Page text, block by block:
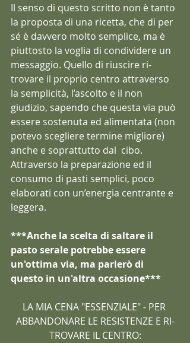
Il senso di questo scritto non è tanto
la proposta di una ricetta, che di per
sé è davvero molto semplice, ma è
piuttosto la voglia di condividere un
messaggio. Quello di riuscire ri-
trovare il proprio centro attraverso
la semplicità, l’ascolto e il non
giudizio, sapendo che questa via può
essere sostenuta ed alimentata (non
potevo scegliere termine migliore)
anche e soprattutto dal  cibo.
Attraverso la preparazione ed il
consumo di pasti semplici, poco
elaborati con un’energia centrante e
leggera.
***Anche la scelta di saltare il
pasto serale potrebbe essere
un'ottima via, ma parlerò di
questo in un'altra occasione***
LA MIA CENA "ESSENZIALE" - PER
ABBANDONARE LE RESISTENZE E RI-
TROVARE IL CENTRO: